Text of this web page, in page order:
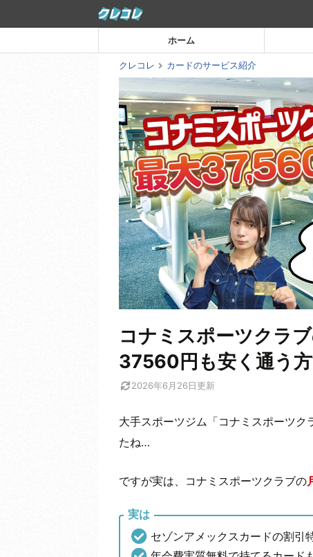
ン
ホーム
クレコレ カードのサービス紹介
コナミスポーツクラ
37560円も安く通う
2026年6月26日更新
大手スポーツジム「コナミスポーツク
たね…
ですが実は、コナミスポーツクラブの
実は
セゾンアメックスカードの割引